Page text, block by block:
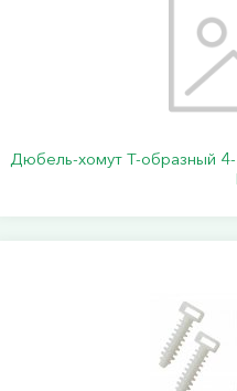
Дюбель-хомут Т-образный